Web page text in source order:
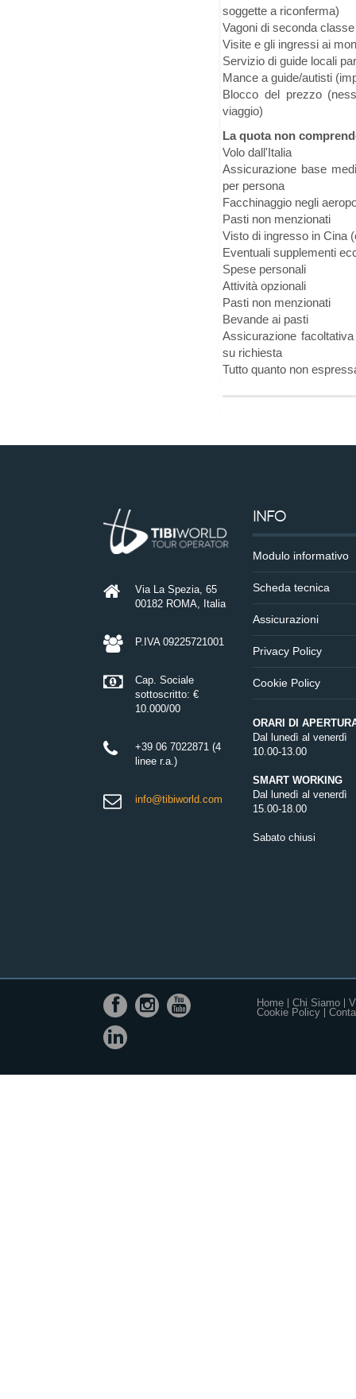
soggette a riconferma)
Vagoni di seconda
Visite e gli ingressi ai
Servizio di guide locali
Mance a guide/autisti
Blocco del prezzo
viaggio)
La quota non
Volo dall'Italia
Assicurazione base
per persona
Facchinaggio negli
Pasti non menzionati
Visto di ingresso in Cina
Eventuali supplementi
Spese personali
Attività opzionali
Pasti non menzionati
Bevande ai pasti
Assicurazione
su richiesta
Tutto quanto non
Via La Spezia, 65
00182 ROMA, Italia
P.IVA 09225721001
Cap. Sociale
sottoscritto: €
10.000/00
+39 06 7022871 (4
linee r.a.)
info@tibiworld.com
INFO
Modulo informativo
Scheda tecnica
Assicurazioni
Privacy Policy
Cookie Policy
ORARI DI
Dal lunedì al venerdì
10.00-13.00
SMART WORKING
Dal lunedì al venerdì
15.00-18.00
Sabato chiusi
Home Chi Siamo
Cookie Policy